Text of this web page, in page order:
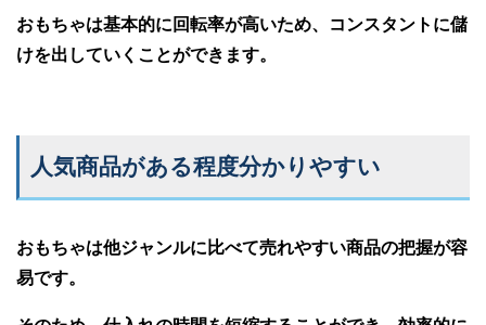
おもちゃは基本的に回転率が高いため、コンスタントに儲
けを出していくことができます。
人気商品がある程度分かりやすい
おもちゃは他ジャンルに比べて売れやすい商品の把握が容
易です。